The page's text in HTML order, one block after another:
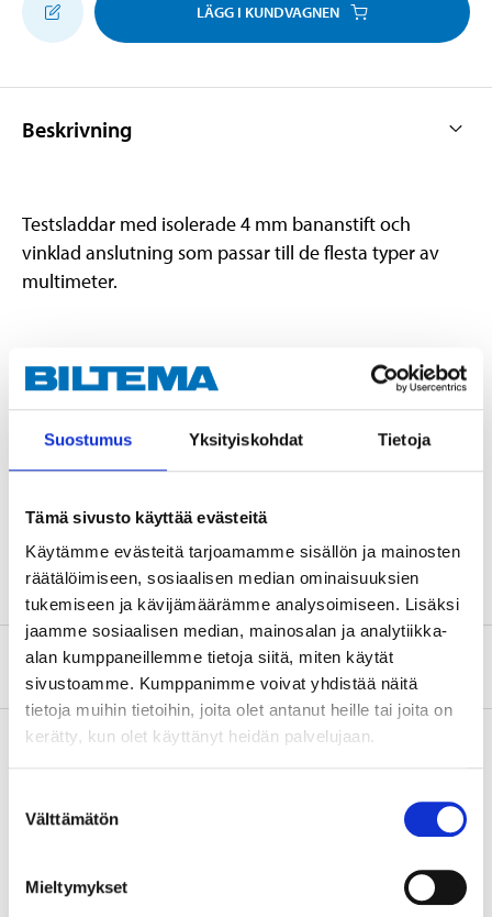
Suostumus Yksityiskohdat Tietoja
Tämä sivusto käyttää evästeitä
Käytämme evästeitä tarjoamamme sisällön ja mainosten
räätälöimiseen, sosiaalisen median ominaisuuksien
tukemiseen ja kävijämäärämme analysoimiseen. Lisäksi
jaamme sosiaalisen median, mainosalan ja analytiikka-
alan kumppaneillemme tietoja siitä, miten käytät
sivustoamme. Kumppanimme voivat yhdistää näitä
tietoja muihin tietoihin, joita olet antanut heille tai joita on
kerätty, kun olet käyttänyt heidän palvelujaan.
valinta
Välttämätön
Mieltymykset
LÄGG I KUNDVAGNEN
Beskrivning
Testsladdar med isolerade 4 mm bananstift och
vinklad anslutning som passar till de flesta typer av
multimeter.
Teknisk specifikation
Överspänningskategori
CAT III 1000V
Märkspänning
1000 V
Kabellängd
120 cm
Om tillverkaren
Köp & Hämta i ditt varuhus inom 2 timmar!